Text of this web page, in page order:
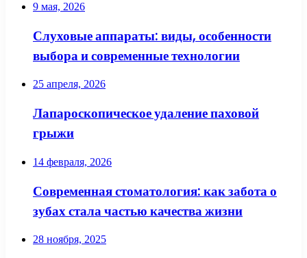
9 мая, 2026
Слуховые аппараты: виды, особенности
выбора и современные технологии
25 апреля, 2026
Лапароскопическое удаление паховой
грыжи
14 февраля, 2026
Современная стоматология: как забота о
зубах стала частью качества жизни
28 ноября, 2025